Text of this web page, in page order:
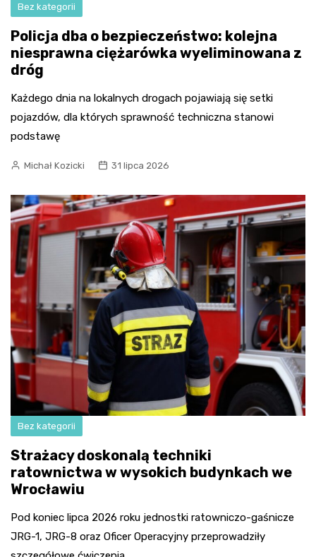
Bez kategorii
Policja dba o bezpieczeństwo: kolejna
niesprawna ciężarówka wyeliminowana z
dróg
Każdego dnia na lokalnych drogach pojawiają się setki
pojazdów, dla których sprawność techniczna stanowi
podstawę
Michał Kozicki 31 lipca 2026
Bez kategorii
Strażacy doskonalą techniki
ratownictwa w wysokich budynkach we
Wrocławiu
Pod koniec lipca 2026 roku jednostki ratowniczo-gaśnicze
JRG-1, JRG-8 oraz Oficer Operacyjny przeprowadziły